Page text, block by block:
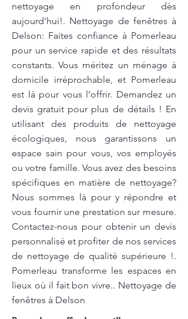
nettoyage en profondeur dès
aujourd'hui!. Nettoyage de fenêtres à
Delson: Faites confiance à Pomerleau
pour un service rapide et des résultats
constants. Vous méritez un ménage à
domicile irréprochable, et Pomerleau
est là pour vous l’offrir. Demandez un
devis gratuit pour plus de détails ! En
utilisant des produits de nettoyage
écologiques, nous garantissons un
espace sain pour vous, vos employés
ou votre famille. Vous avez des besoins
spécifiques en matière de nettoyage?
Nous sommes là pour y répondre et
vous fournir une prestation sur mesure.
Contactez-nous pour obtenir un devis
personnalisé et profiter de nos services
de nettoyage de qualité supérieure !.
Pomerleau transforme les espaces en
lieux où il fait bon vivre.. Nettoyage de
fenêtres à Delson